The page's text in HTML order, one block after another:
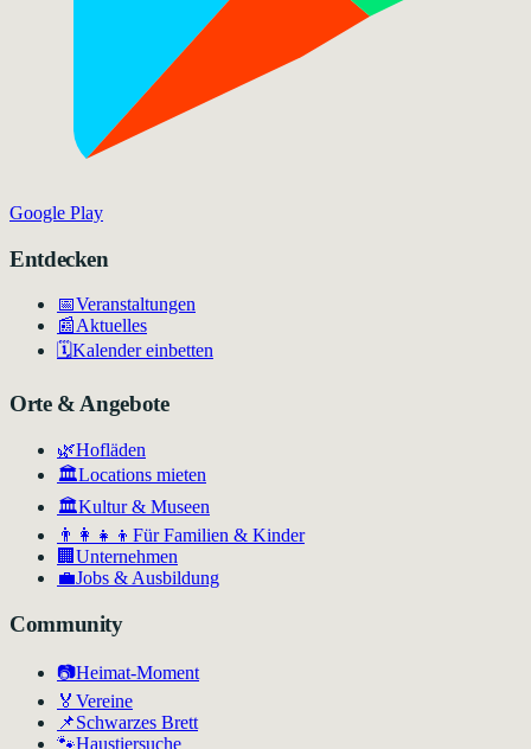
Google Play
Entdecken
📅Veranstaltungen
📰Aktuelles
🗓️Kalender einbetten
Orte & Angebote
🌿Hofläden
🏛️Locations mieten
🏛Kultur & Museen
👨‍👩‍👧‍👦 Für Familien & Kinder
🏢 Unternehmen
💼Jobs & Ausbildung
Community
📷Heimat-Moment
🏅 Vereine
📌Schwarzes Brett
🐾Haustiersuche